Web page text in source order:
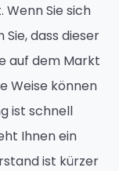
Sie sich
dass dieser
auf dem Markt
Weise können
ist schnell
Ihnen ein
ist kürzer